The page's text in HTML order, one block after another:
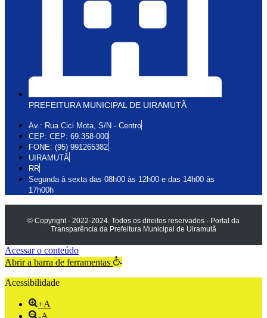
PREFEITURA MUNICIPAL DE UIRAMUTÃ
Av.: Rua Cici Mota, S/N - Centro
CEP: CEP: 69.358-000
FONE: (95) 991265382
UIRAMUTÃ
RR
Segunda à sexta das 08h00 às 12h00 e das 14h00 às
17h00h
© Copyright - 2022-2024. Todos os direitos reservados - Portal da
Transparência da Prefeitura Municipal de Uiramutã
Acessar o conteúdo
Abrir a barra de ferramentas
Acessibilidade
+A
-A